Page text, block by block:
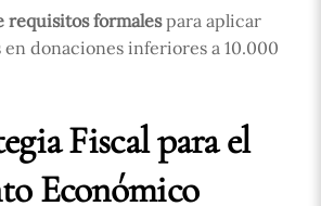
requisitos formalespara aplicar
donaciones inferiores a 10.000
Fiscal para el
Económico